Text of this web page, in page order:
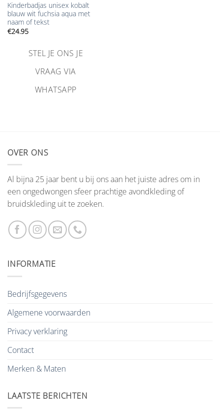
Kinderbadjas unisex kobalt
blauw wit fuchsia aqua met
naam of tekst
€24.95
STEL JE ONS JE
VRAAG VIA
WHATSAPP
OVER ONS
Al bijna 25 jaar bent u bij ons aan het juiste adres om in
een ongedwongen sfeer prachtige avondkleding of
bruidskleding uit te zoeken.
INFORMATIE
Bedrijfsgegevens
Algemene voorwaarden
Privacy verklaring
Contact
Merken & Maten
LAATSTE BERICHTEN